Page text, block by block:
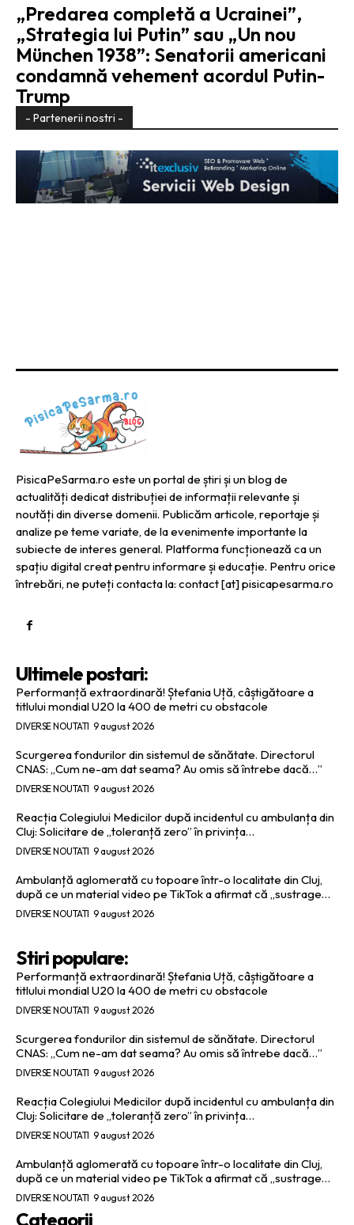
„Predarea completă a Ucrainei”,
„Strategia lui Putin” sau „Un nou
München 1938”: Senatorii americani
condamnă vehement acordul Putin-
Trump
- Partenerii nostri -
PisicaPeSarma.ro este un portal de știri și un blog de
actualități dedicat distribuției de informații relevante și
noutăți din diverse domenii. Publicăm articole, reportaje și
analize pe teme variate, de la evenimente importante la
subiecte de interes general. Platforma funcționează ca un
spațiu digital creat pentru informare și educație. Pentru orice
întrebări, ne puteți contacta la: contact [at] pisicapesarma.ro
Ultimele postari:
Performanță extraordinară! Ștefania Uță, câștigătoare a
titlului mondial U20 la 400 de metri cu obstacole
DIVERSE NOUTATI 9 august 2026
Scurgerea fondurilor din sistemul de sănătate. Directorul
CNAS: „Cum ne-am dat seama? Au omis să întrebe dacă…”
DIVERSE NOUTATI 9 august 2026
Reacția Colegiului Medicilor după incidentul cu ambulanța din
Cluj: Solicitare de „toleranță zero” în privința…
DIVERSE NOUTATI 9 august 2026
Ambulanță aglomerată cu topoare într-o localitate din Cluj,
după ce un material video pe TikTok a afirmat că „sustrage…
DIVERSE NOUTATI 9 august 2026
Stiri populare:
Performanță extraordinară! Ștefania Uță, câștigătoare a
titlului mondial U20 la 400 de metri cu obstacole
DIVERSE NOUTATI 9 august 2026
Scurgerea fondurilor din sistemul de sănătate. Directorul
CNAS: „Cum ne-am dat seama? Au omis să întrebe dacă…”
DIVERSE NOUTATI 9 august 2026
Reacția Colegiului Medicilor după incidentul cu ambulanța din
Cluj: Solicitare de „toleranță zero” în privința…
DIVERSE NOUTATI 9 august 2026
Ambulanță aglomerată cu topoare într-o localitate din Cluj,
după ce un material video pe TikTok a afirmat că „sustrage…
DIVERSE NOUTATI 9 august 2026
Categorii